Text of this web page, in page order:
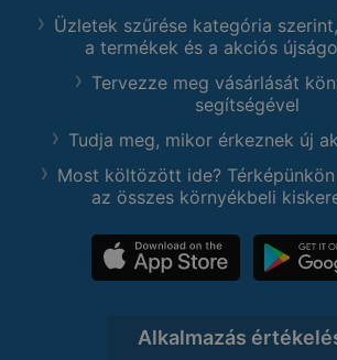
Üzletek szűrése kategória
a termékek és a akciós
Tervezze meg vásárlását
segítségével
Tudja meg, mikor érkeznek új
Most költözött ide?
az összes környékbeli
Alkalmazás